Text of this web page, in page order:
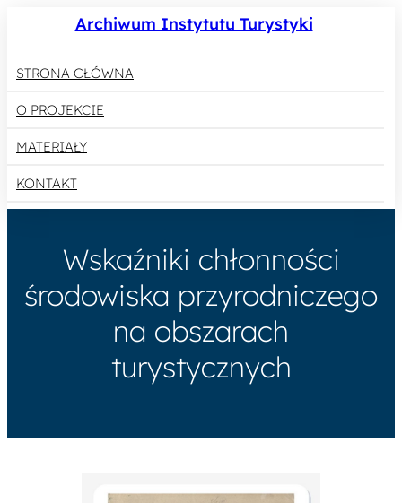
Archiwum Instytutu Turystyki
STRONA GŁÓWNA
O PROJEKCIE
MATERIAŁY
KONTAKT
Wskaźniki chłonności
środowiska przyrodniczego
na obszarach
turystycznych